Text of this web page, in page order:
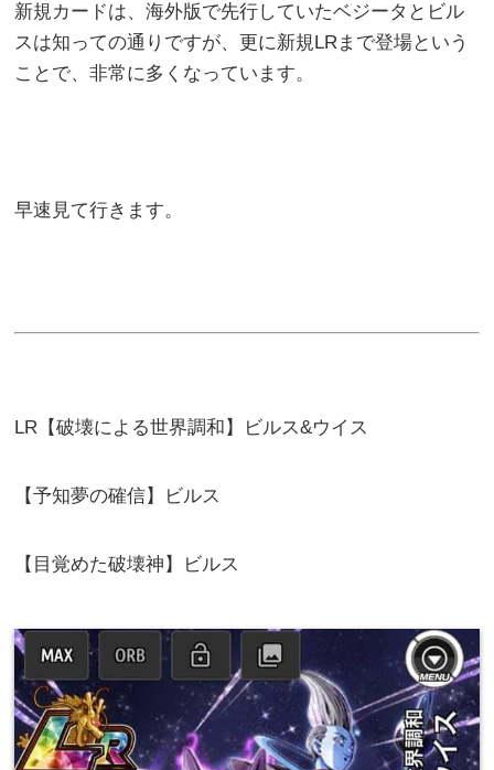
新規カードは、海外版で先行していたベジータとビル
スは知っての通りですが、更に新規LRまで登場という
ことで、非常に多くなっています。
早速見て行きます。
LR【破壊による世界調和】ビルス&ウイス
【予知夢の確信】ビルス
【目覚めた破壊神】ビルス